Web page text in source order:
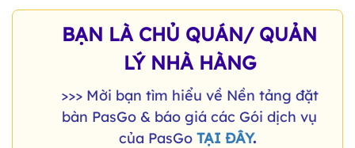
BẠN LÀ CHỦ QUÁN/ QUẢN
LÝ NHÀ HÀNG
>>> Mời bạn tìm hiểu về Nền tảng đặt
bàn PasGo & báo giá các Gói dịch vụ
của PasGo TẠI ĐÂY.